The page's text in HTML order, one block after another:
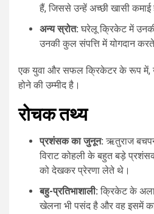
हैं, जिससे उन्हें अच्छी खासी कमाई
अन्य स्रोत: घरेलू क्रिकेट में
उनकी कुल संपत्ति में योगदान
एक युवा और सफल क्रिकेटर के रूप में,
होने की उम्मीद है।
रोचक तथ्य
प्रशंसक का जुनून: ऋतुराज
विराट कोहली के बहुत बड़े
को देखकर प्रेरणा लेते थे।
बहु-प्रतिभाशाली: क्रिकेट के
खेलना भी पसंद है और वह इसमें